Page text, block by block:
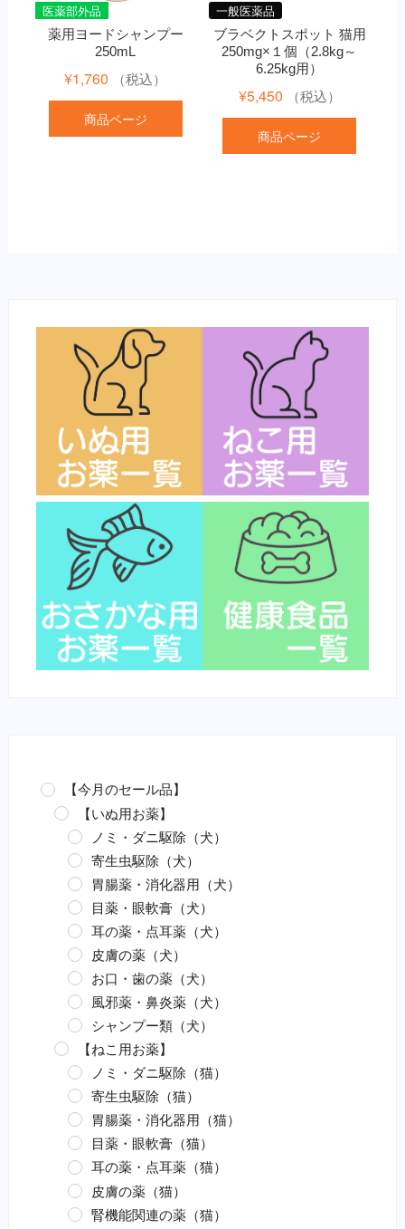
医薬部外品
薬用ヨードシャンプー
250mL
¥1,760 （税込）
商品ページ
一般医薬品
ブラベクトスポット 猫用
250mg×１個（2.8kg～
6.25kg用）
¥5,450 （税込）
商品ページ
【今月のセール品】
【いぬ用お薬】
ノミ・ダニ駆除（犬）
寄生虫駆除（犬）
胃腸薬・消化器用（犬）
目薬・眼軟膏（犬）
耳の薬・点耳薬（犬）
皮膚の薬（犬）
お口・歯の薬（犬）
風邪薬・鼻炎薬（犬）
シャンプー類（犬）
【ねこ用お薬】
ノミ・ダニ駆除（猫）
寄生虫駆除（猫）
胃腸薬・消化器用（猫）
目薬・眼軟膏（猫）
耳の薬・点耳薬（猫）
皮膚の薬（猫）
腎機能関連の薬（猫）